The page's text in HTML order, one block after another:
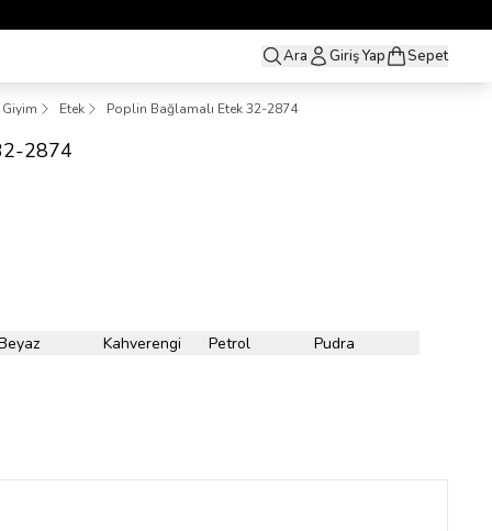
Ara Giriş Yap Sepet
Etek Poplin Bağlamalı Etek 32-2874
2874
Kahverengi Petrol
Pudra